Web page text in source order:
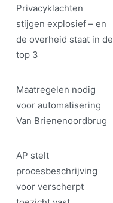
Privacyklachten
stijgen explosief – en
de overheid staat in de
top 3
Maatregelen nodig
voor automatisering
Van Brienenoordbrug
AP stelt
procesbeschrijving
voor verscherpt